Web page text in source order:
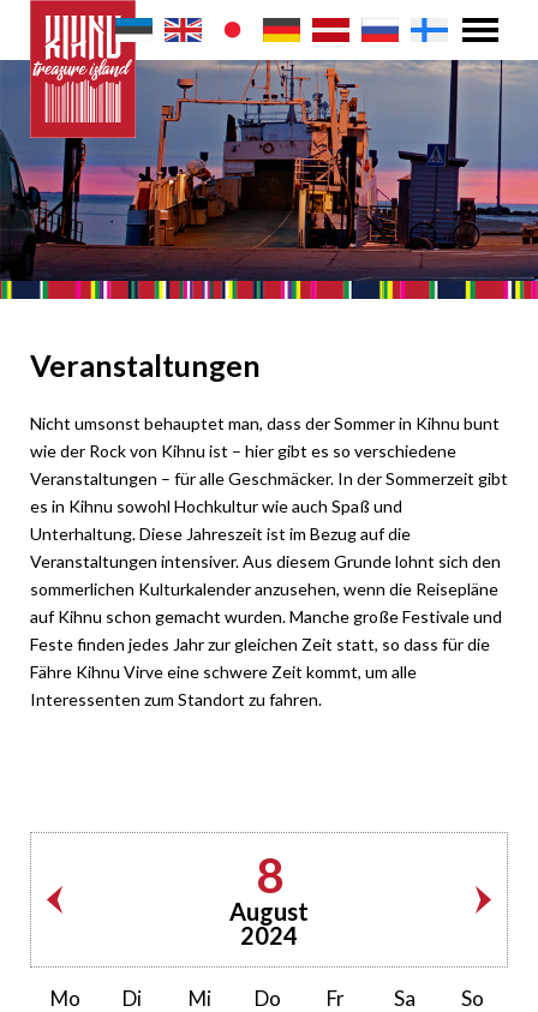
Veranstaltungen
Nicht umsonst behauptet man, dass der Sommer in Kihnu bunt
wie der Rock von Kihnu ist – hier gibt es so verschiedene
Veranstaltungen – für alle Geschmäcker. In der Sommerzeit gibt
es in Kihnu sowohl Hochkultur wie auch Spaß und
Unterhaltung. Diese Jahreszeit ist im Bezug auf die
Veranstaltungen intensiver. Aus diesem Grunde lohnt sich den
sommerlichen Kulturkalender anzusehen, wenn die Reisepläne
auf Kihnu schon gemacht wurden. Manche große Festivale und
Feste finden jedes Jahr zur gleichen Zeit statt, so dass für die
Fähre Kihnu Virve eine schwere Zeit kommt, um alle
Interessenten zum Standort zu fahren.
8
August
2024
Mo Di Mi Do Fr Sa So